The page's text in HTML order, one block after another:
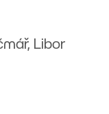
Libor